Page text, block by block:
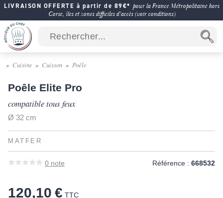
LIVRAISON OFFERTE à partir de 89€* pour la France Métropolitaine hors
Corse, îles et zones difficiles d'accès (voir conditions)
Cuisine Cuisson Poêle
Poêle Elite Pro
compatible tous feux
Ø 32 cm
MATFER
0 note Référence : 668532
120,10 € TTC